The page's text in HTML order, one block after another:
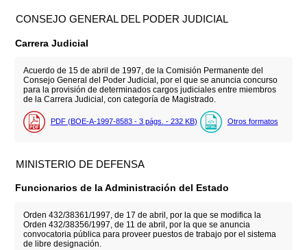
CONSEJO GENERAL DEL PODER JUDICIAL
Carrera Judicial
Acuerdo de 15 de abril de 1997, de la Comisión Permanente del
Consejo General del Poder Judicial, por el que se anuncia concurso
para la provisión de determinados cargos judiciales entre miembros
de la Carrera Judicial, con categoría de Magistrado.
PDF (BOE-A-1997-8583 - 3 págs. - 232 KB) Otros formatos
MINISTERIO DE DEFENSA
Funcionarios de la Administración del Estado
Orden 432/38361/1997, de 17 de abril, por la que se modifica la
Orden 432/38356/1997, de 11 de abril, por la que se anuncia
convocatoria pública para proveer puestos de trabajo por el sistema
de libre designación.